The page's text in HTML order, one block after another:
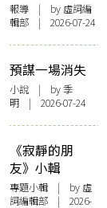
報導 | by 虛詞編
輯部 | 2026-07-24
預謀一場消失
小說 | by 季
明 | 2026-07-24
《寂靜的朋
友》小輯
專題小輯 | by 虛
詞編輯部 | 2026-